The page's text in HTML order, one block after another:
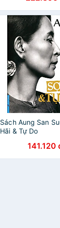
Sách Aung San
Hãi & Tự Do
141.120